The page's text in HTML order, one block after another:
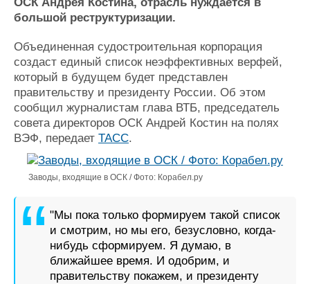
Пульс
Новости
Компании
Репутация
Работа
Крюинг
Журнал
Реклама
Доска объявлений
Продажа флота
Изделия
Материалы
Услуги
Конференции
Выставки и семинары
Словарь
Флот
Галерея флота
Отзывы
Все службы
большой реструктуризации.
Объединенная судостроительная корпорация
создаст единый список неэффективных верфей,
который в будущем будет представлен
правительству и президенту России. Об этом
сообщил журналистам глава ВТБ, председатель
совета директоров ОСК Андрей Костин на полях
ВЭФ, передает ТАСС.
Заводы, входящие в ОСК / Фото: Корабел.ру
"Мы пока только формируем такой список
и смотрим, но мы его, безусловно, когда-
нибудь сформируем. Я думаю, в
ближайшее время. И одобрим, и
правительству покажем, и президенту